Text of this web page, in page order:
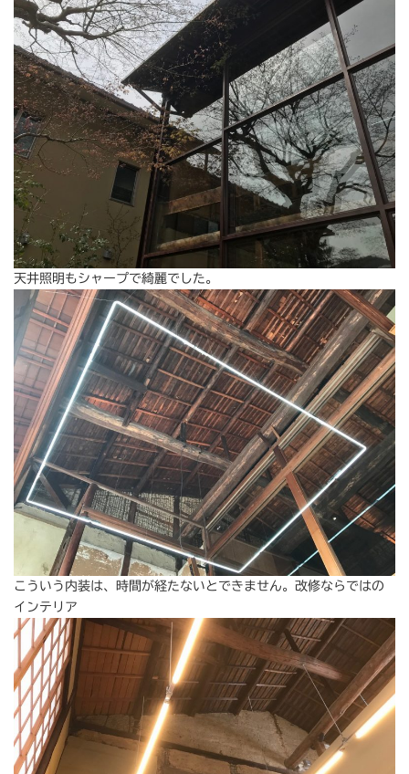
天井照明もシャープで綺麗でした。
こういう内装は、時間が経たないとできません。改修ならではの
インテリア